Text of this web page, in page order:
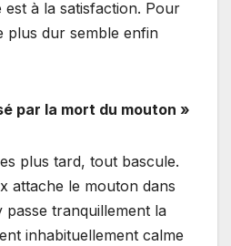
est à la satisfaction. Pour
plus dur semble enfin
par la mort du mouton »
plus tard, tout bascule.
attache le mouton dans
passe tranquillement la
inhabituellement calme